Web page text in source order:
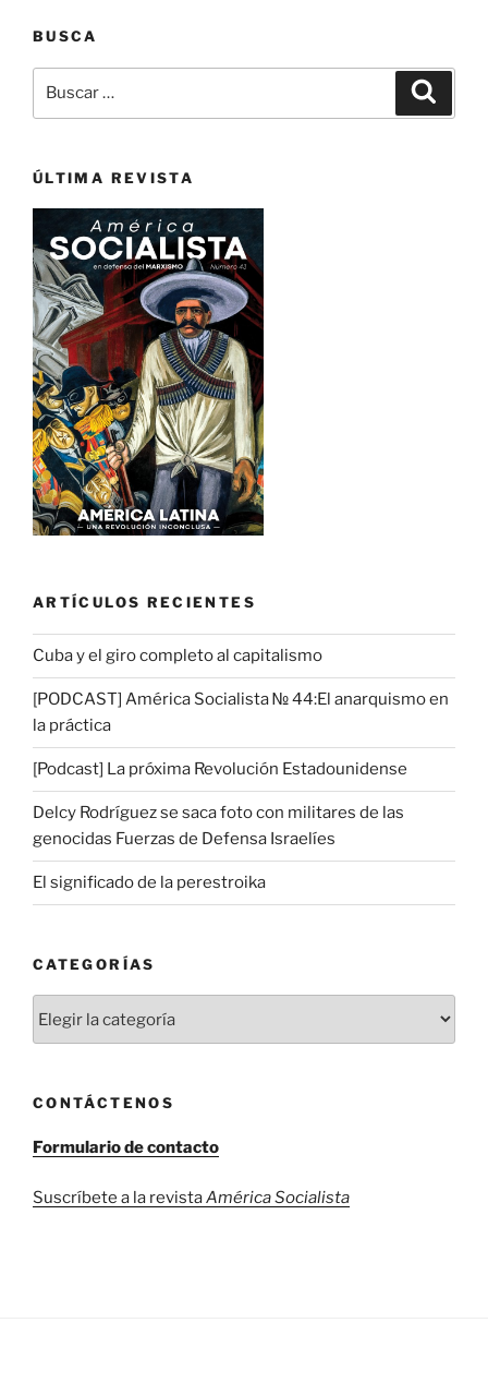
y
BUSCA
por:
ÚLTIMA REVISTA
ARTÍCULOS RECIENTES
Cuba y el giro completo al capitalismo
[PODCAST] América Socialista № 44:El anarquismo en
la práctica
[Podcast] La próxima Revolución Estadounidense
Delcy Rodríguez se saca foto con militares de las
genocidas Fuerzas de Defensa Israelíes
El significado de la perestroika
CATEGORÍAS
CONTÁCTENOS
Formulario de contacto
Suscríbete a la revistaAmérica Socialista